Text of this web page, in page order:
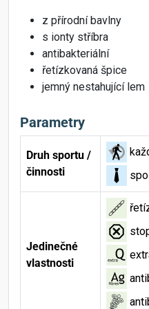
z přírodní bavlny
s ionty stříbra
antibakteriální
řetízkovaná špice
jemný nestahující lem
Parametry
Druh sportu /
činnosti
Jedinečné
vlastnosti